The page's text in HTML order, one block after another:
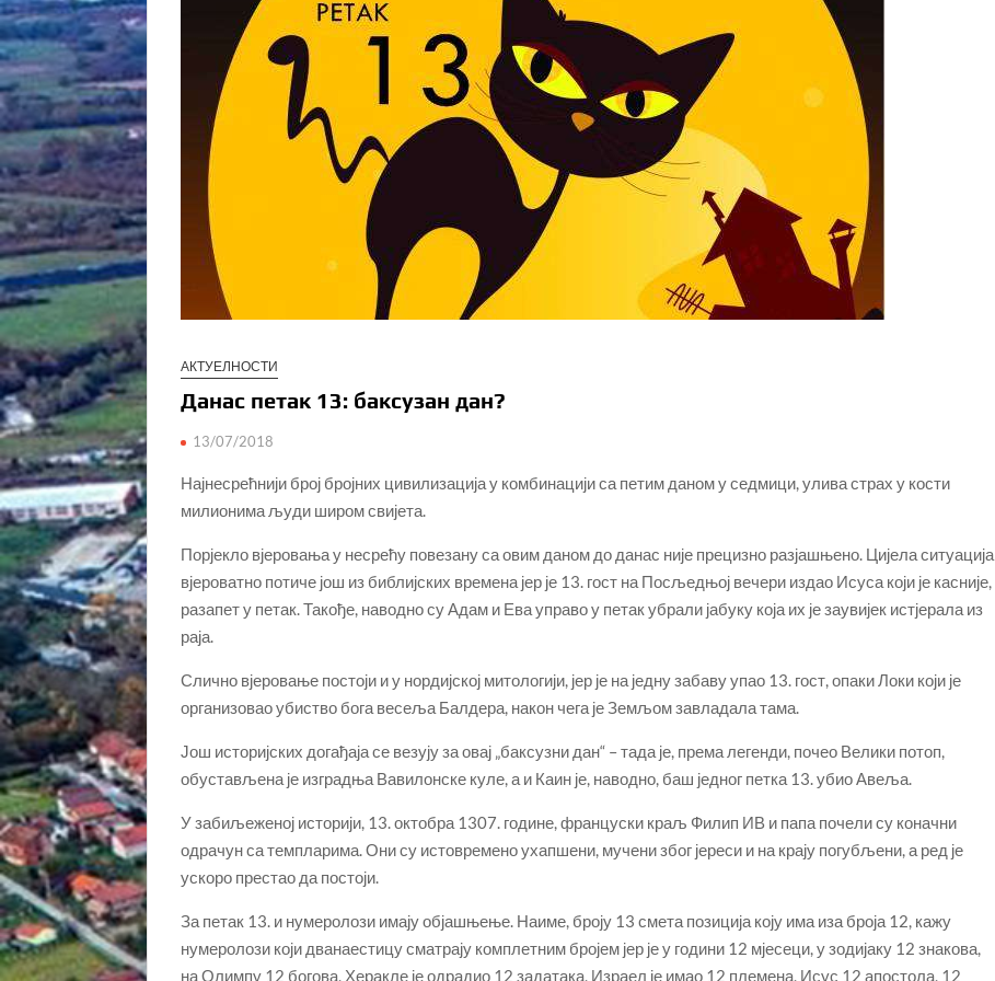
АКТУЕЛНОСТИ
Данас петак 13: баксузан дан?
13/07/2018
Најнесрећнији број бројних цивилизација у комбинацији са петим даном у седмици, улива страх у кости
милионима људи широм свијета.
Порјекло вјеровања у несрећу повезану са овим даном до данас није прецизно разјашњено. Цијела ситуација
вјероватно потиче још из библијских времена јер је 13. гост на Посљедњој вечери издао Исуса који је касније,
разапет у петак. Такође, наводно су Адам и Ева управо у петак убрали јабуку која их је заувијек истјерала из
раја.
Слично вјеровање постоји и у нордијској митологији, јер је на једну забаву упао 13. гост, опаки Локи који је
организовао убиство бога весеља Балдера, након чега је Земљом завладала тама.
Још историјских догађаја се везују за овај „баксузни дан“ – тада је, према легенди, почео Велики потоп,
обустављена је изградња Вавилонске куле, а и Каин је, наводно, баш једног петка 13. убио Авеља.
У забиљеженој историји, 13. октобра 1307. године, француски краљ Филип ИВ и папа почели су коначни
одрачун са темпларима. Они су истовремено ухапшени, мучени због јереси и на крају погубљени, а ред је
ускоро престао да постоји.
За петак 13. и нумеролози имају објашњење. Наиме, броју 13 смета позиција коју има иза броја 12, кажу
нумеролози који дванаестицу сматрају комплетним бројем јер је у години 12 мјесеци, у зодијаку 12 знакова,
на Олимпу 12 богова, Херакле је одрадио 12 задатака, Израел је имао 12 племена, Исус 12 апостола, 12